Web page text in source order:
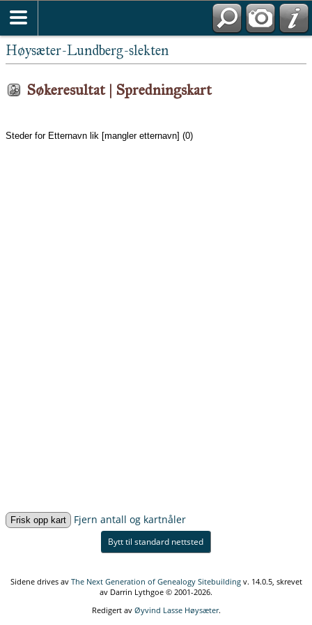
Høysæter-Lundberg-slekten
Søkeresultat | Spredningskart
Steder for Etternavn lik [mangler etternavn] (0)
Fjern antall og kartnåler
Bytt til standard nettsted
Sidene drives av The Next Generation of Genealogy Sitebuildingv. 14.0.5, skrevet
av Darrin Lythgoe © 2001-2026.
Redigert av Øyvind Lasse Høysæter.